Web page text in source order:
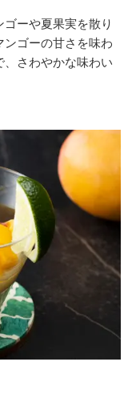
ーや夏果実を散り
ゴーの甘さを味わ
さわやかな味わい